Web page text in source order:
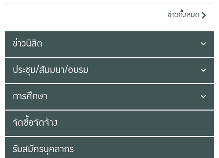
ข่าวทั้งหมด
ข่าวนิสิต
ประชุม/สัมมนา/อบรม
การศึกษา
จัดซื้อจัดจ้าง
รับสมัครบุคลากร